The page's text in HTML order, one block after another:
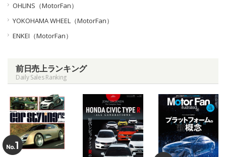
OHLINS（MotorFan）
YOKOHAMA WHEEL（MotorFan）
ENKEI（MotorFan）
前日売上ランキング
Daily Sales Ranking